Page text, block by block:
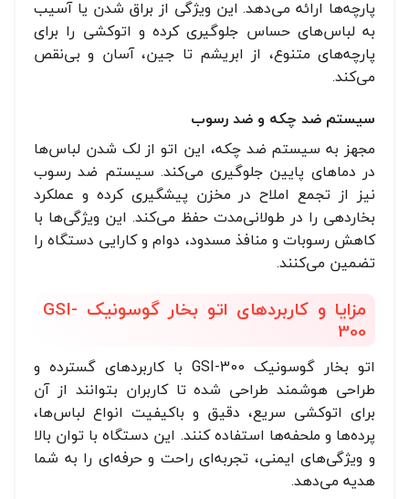
پارچه‌ها ارائه می‌دهد. این ویژگی از براق شدن یا آسیب
به لباس‌های حساس جلوگیری کرده و اتوکشی را برای
پارچه‌های متنوع، از ابریشم تا جین، آسان و بی‌نقص
می‌کند.
سیستم ضد چکه و ضد رسوب
مجهز به سیستم ضد چکه، این اتو از لک شدن لباس‌ها
در دماهای پایین جلوگیری می‌کند. سیستم ضد رسوب
نیز از تجمع املاح در مخزن پیشگیری کرده و عملکرد
بخاردهی را در طولانی‌مدت حفظ می‌کند. این ویژگی‌ها با
کاهش رسوبات و منافذ مسدود، دوام و کارایی دستگاه را
تضمین می‌کنند.
مزایا و کاربردهای اتو بخار گوسونیک GSI-
300
اتو بخار گوسونیک GSI-300 با کاربردهای گسترده و
طراحی هوشمند طراحی شده تا کاربران بتوانند از آن
برای اتوکشی سریع، دقیق و باکیفیت انواع لباس‌ها،
پرده‌ها و ملحفه‌ها استفاده کنند. این دستگاه با توان بالا
و ویژگی‌های ایمنی، تجربه‌ای راحت و حرفه‌ای را به شما
هدیه می‌دهد.